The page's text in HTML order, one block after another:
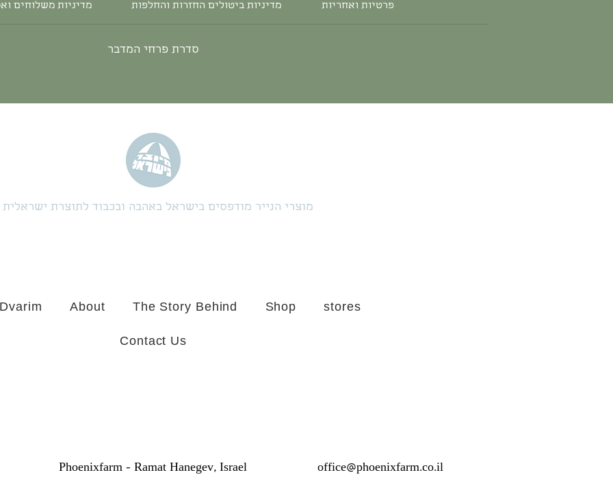
מדיניות משלוחים מדיניות ביטולים החזרות והחלפות פרטיות ואחריות
סדרת פרחי המדבר
מוצרי הנייר מודפסים בישראל באהבה ובכבוד לתוצרת ישראלית
About The Story Behind Shop stores
Contact Us
Phoenixfarm - Ramat Hanegev, Israel office@phoenixfarm.co.il